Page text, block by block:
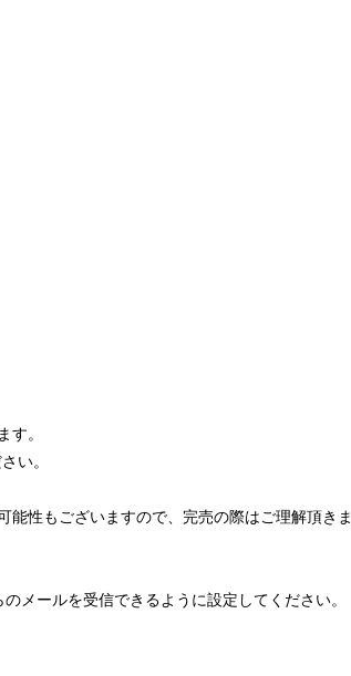
。
い。
性もございますので、完売の際はご理解頂きま
ールを受信できるように設定してください。